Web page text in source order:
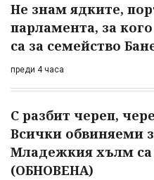
Не знам ядките,
парламента, за
са за семейство
преди 4 часа
С разбит череп,
Всички обвиняеми
Младежкия хълм
(ОБНОВЕНА)